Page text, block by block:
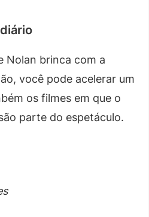
Nolan brinca com a
você pode acelerar um
os filmes em que o
parte do espetáculo.